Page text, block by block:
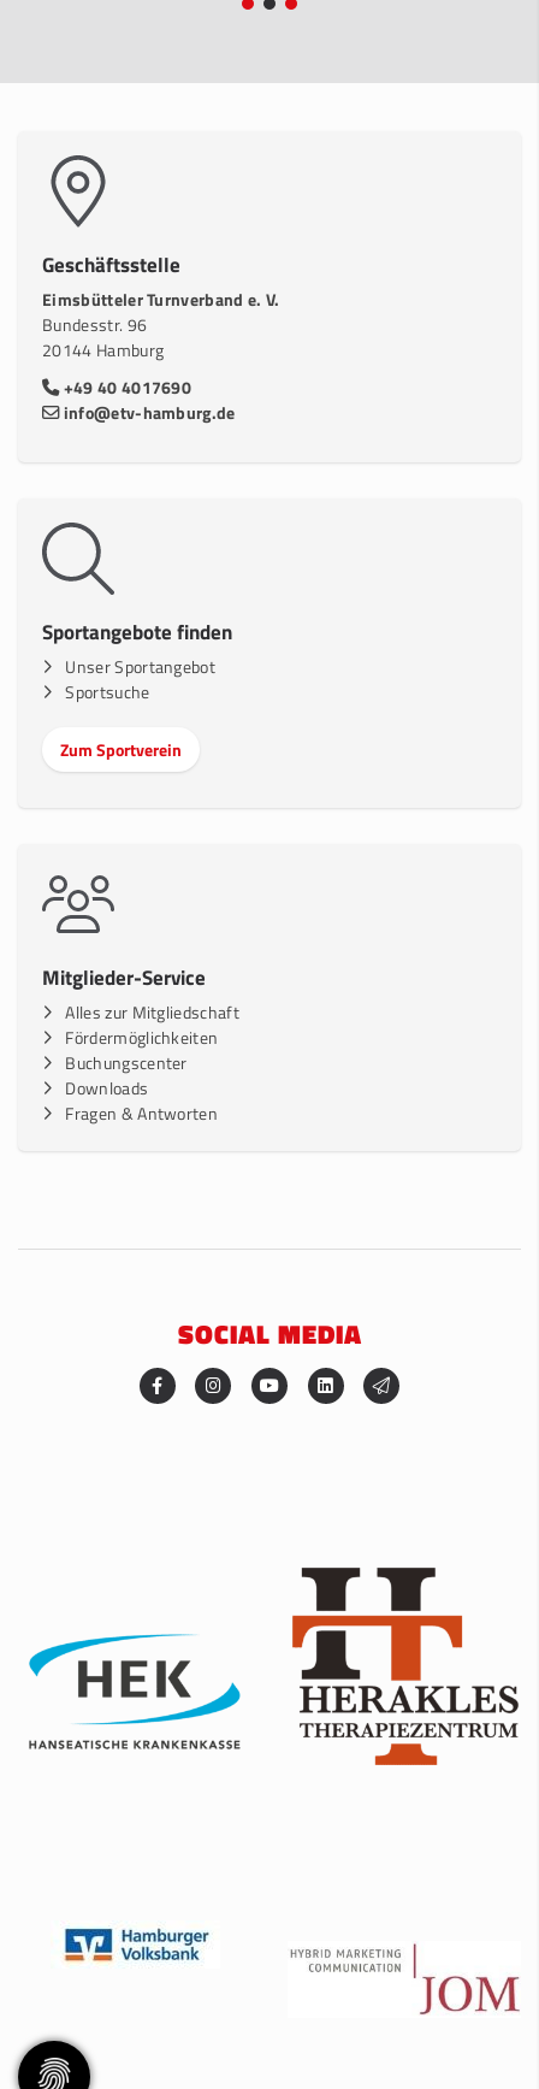
Geschäftsstelle
Eimsbütteler Turnverband e. V.
Bundesstr. 96
20144 Hamburg
+49 40 4017690
info@etv-hamburg.de
Sportangebote finden
Unser Sportangebot
Sportsuche
Zum Sportverein
Mitglieder-Service
Alles zur Mitgliedschaft
Fördermöglichkeiten
Buchungscenter
Downloads
Fragen & Antworten
SOCIAL MEDIA